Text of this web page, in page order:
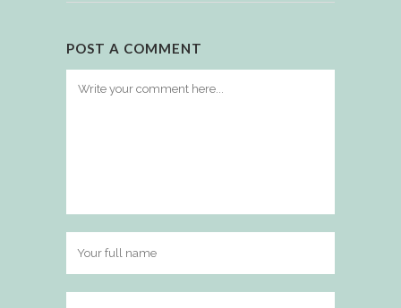
POST A COMMENT